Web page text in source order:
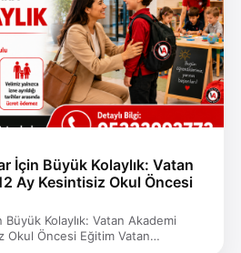
İçin Büyük Kolaylık: Vatan
Ay Kesintisiz Okul Öncesi
Büyük Kolaylık: Vatan Akademi
Okul Öncesi Eğitim Vatan…